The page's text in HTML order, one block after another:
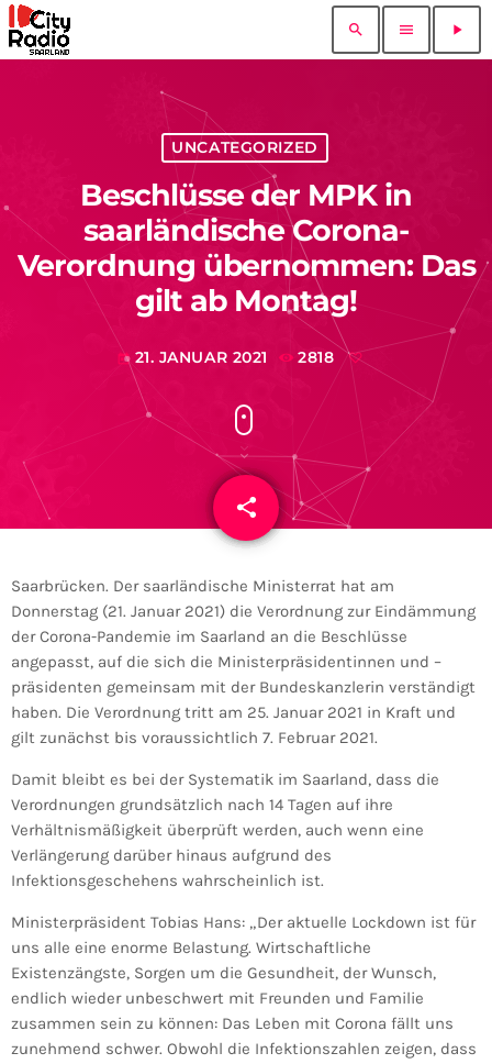
search menu play_arrow
UNCATEGORIZED
Beschlüsse der MPK in
saarländische Corona-
Verordnung übernommen: Das
gilt ab Montag!
today 21. JANUAR 2021 2818
share
email
Saarbrücken. Der saarländische Ministerrat hat am
Donnerstag (21. Januar 2021) die Verordnung zur Eindämmung
der Corona-Pandemie im Saarland an die Beschlüsse
angepasst, auf die sich die Ministerpräsidentinnen und –
präsidenten gemeinsam mit der Bundeskanzlerin verständigt
haben. Die Verordnung tritt am 25. Januar 2021 in Kraft und
gilt zunächst bis voraussichtlich 7. Februar 2021.
Damit bleibt es bei der Systematik im Saarland, dass die
Verordnungen grundsätzlich nach 14 Tagen auf ihre
Verhältnismäßigkeit überprüft werden, auch wenn eine
Verlängerung darüber hinaus aufgrund des
Infektionsgeschehens wahrscheinlich ist.
Ministerpräsident Tobias Hans: „Der aktuelle Lockdown ist für
uns alle eine enorme Belastung. Wirtschaftliche
Existenzängste, Sorgen um die Gesundheit, der Wunsch,
endlich wieder unbeschwert mit Freunden und Familie
zusammen sein zu können: Das Leben mit Corona fällt uns
zunehmend schwer. Obwohl die Infektionszahlen zeigen, dass